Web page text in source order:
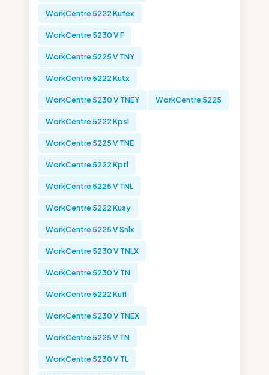
WorkCentre 5222 Kufex
WorkCentre 5230 V F
WorkCentre 5225 V TNY
WorkCentre 5222 Kutx
WorkCentre 5230 V TNEY WorkCentre 5225
WorkCentre 5222 Kpsl
WorkCentre 5225 V TNE
WorkCentre 5222 Kptl
WorkCentre 5225 V TNL
WorkCentre 5222 Kusy
WorkCentre 5225 V Snlx
WorkCentre 5230 V TNLX
WorkCentre 5230 V TN
WorkCentre 5222 Kufl
WorkCentre 5230 V TNEX
WorkCentre 5225 V TN
WorkCentre 5230 V TL